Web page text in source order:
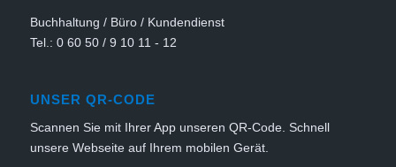
Buchhaltung / Büro / Kundendienst
Tel.: 0 60 50 / 9 10 11 - 12
UNSER QR-CODE
Scannen Sie mit Ihrer App unseren QR-Code. Schnell
unsere Webseite auf Ihrem mobilen Gerät.